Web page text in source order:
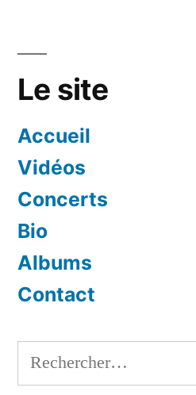
des
publications
Le site
Accueil
Vidéos
Concerts
Bio
Albums
Contact
Rechercher :